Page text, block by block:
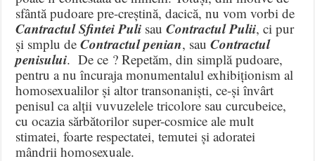
sfântă pudoare pre-creștină, dacică, nu vom vorbi de
Cantractul Sfintei Puli sauContractul Pulii, ci pur
și smplu deContractul penian, sauContractul
penisului. De ce ? Repetăm, din simplă pudoare,
pentru a nu încuraja monumentalul exhibiționism al
homosexualilor și altor transonaniști, ce-și învârt
penisul ca alții vuvuzelele tricolore sau curcubeice,
cu ocazia sărbătorilor super-cosmice ale mult
stimatei, foarte respectatei, temutei și adoratei
mândrii homosexuale.